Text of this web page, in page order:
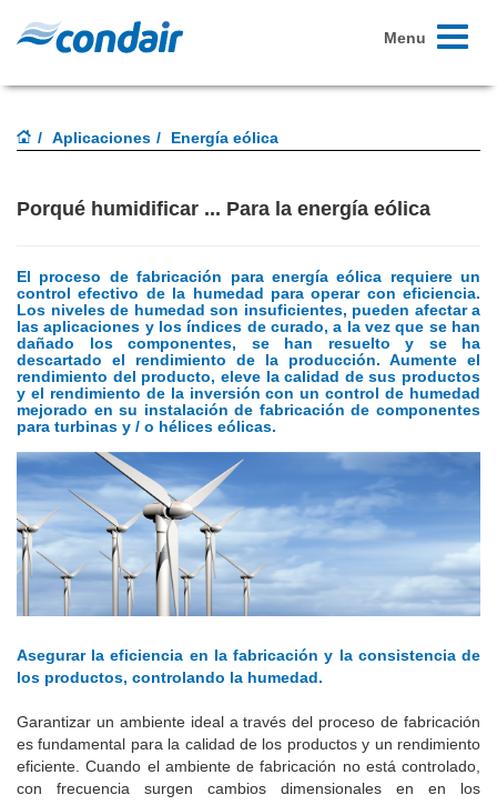
Toggle
Menu
Aplicaciones Energía eólica
Porqué humidificar ... Para la energía eólica
El proceso de fabricación para energía eólica requiere un
control efectivo de la humedad para operar con eficiencia.
Los niveles de humedad son insuficientes, pueden afectar a
las aplicaciones y los índices de curado, a la vez que se han
dañado los componentes, se han resuelto y se ha
descartado el rendimiento de la producción. Aumente el
rendimiento del producto, eleve la calidad de sus productos
y el rendimiento de la inversión con un control de humedad
mejorado en su instalación de fabricación de componentes
para turbinas y / o hélices eólicas.
Asegurar la eficiencia en la fabricación y la consistencia de
los productos, controlando la humedad.
Garantizar un ambiente ideal a través del proceso de fabricación
es fundamental para la calidad de los productos y un rendimiento
eficiente. Cuando el ambiente de fabricación no está controlado,
con frecuencia surgen cambios dimensionales en en los